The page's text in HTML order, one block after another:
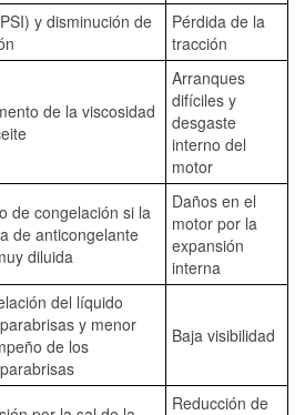
y disminución de
Pérdida de la
tracción
de la viscosidad
Arranques
difíciles y
desgaste
interno del
motor
de congelación si la
de anticongelante
diluida
Daños en el
motor por la
expansión
interna
del líquido
y menor
de los
Baja visibilidad
Reducción de